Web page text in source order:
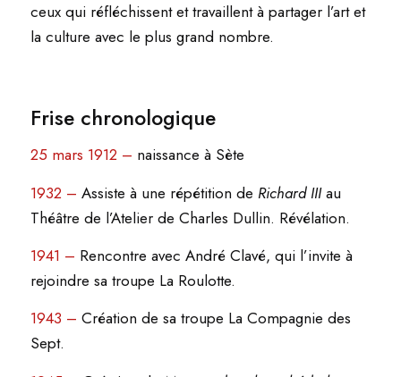
ceux qui réfléchissent et travaillent à partager l’art et
la culture avec le plus grand nombre.
Frise chronologique
25 mars 1912 – naissance à Sète
1932 – Assiste à une répétition de Richard IIIau
Théâtre de l’Atelier de Charles Dullin. Révélation.
1941 – Rencontre avec André Clavé, qui l’invite à
rejoindre sa troupe La Roulotte.
1943 – Création de sa troupe La Compagnie des
Sept.